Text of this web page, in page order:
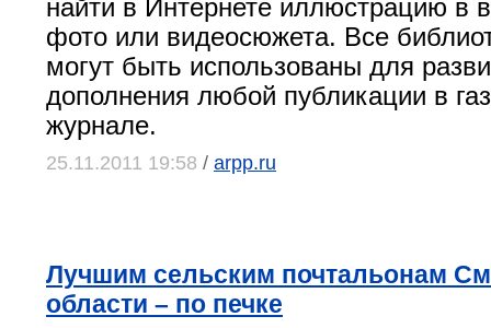
найти в Интернете иллюстрацию в
фото или видеосюжета. Все
могут быть использованы для
дополнения любой публикации в
журнале.
25.11.2011 19:58 / arpp.ru
Лучшим сельским почтальонам
области – по печке